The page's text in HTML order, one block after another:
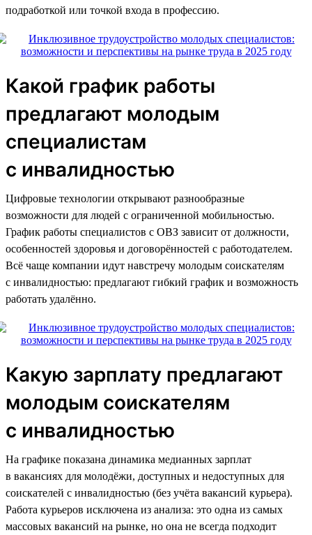
подработкой или точкой входа в профессию.
Какой график работы
предлагают молодым
специалистам
с инвалидностью
Цифровые технологии открывают разнообразные
возможности для людей с ограниченной мобильностью.
График работы специалистов с ОВЗ зависит от должности,
особенностей здоровья и договорённостей с работодателем.
Всё чаще компании идут навстречу молодым соискателям
с инвалидностью: предлагают гибкий график и возможность
работать удалённо.
Какую зарплату предлагают
молодым соискателям
с инвалидностью
На графике показана динамика медианных зарплат
в вакансиях для молодёжи, доступных и недоступных для
соискателей с инвалидностью (без учёта вакансий курьера).
Работа курьеров исключена из анализа: это одна из самых
массовых вакансий на рынке, но она не всегда подходит